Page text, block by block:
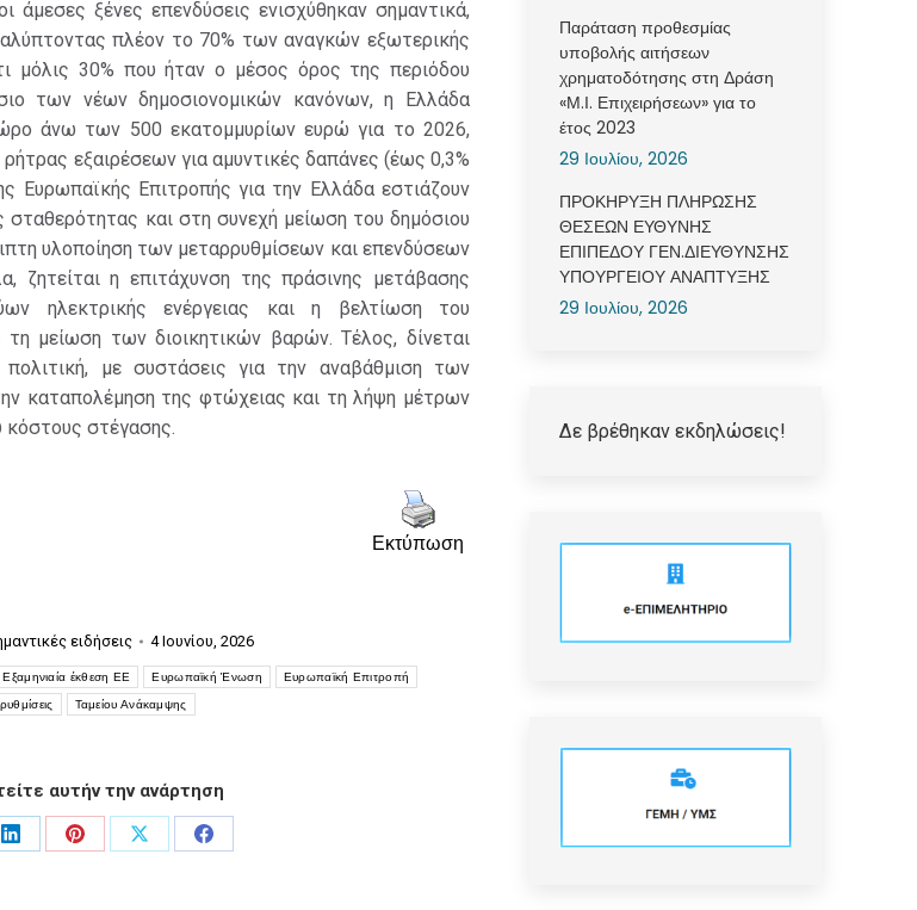
άμεσες ξένες επενδύσεις ενισχύθηκαν σημαντικά,
πλέον το 70% των αναγκών εξωτερικής
μόλις 30% που ήταν ο μέσος όρος της περιόδου
των νέων δημοσιονομικών κανόνων, η Ελλάδα
άνω των 500 εκατομμυρίων ευρώ για το 2026,
εξαιρέσεων για αμυντικές δαπάνες (έως 0,3%
Ευρωπαϊκής Επιτροπής για την Ελλάδα εστιάζουν
σταθερότητας και στη συνεχή μείωση του δημόσιου
υλοποίηση των μεταρρυθμίσεων και επενδύσεων
ζητείται η επιτάχυνση της πράσινης μετάβασης
ηλεκτρικής ενέργειας και η βελτίωση του
τη μείωση των διοικητικών βαρών. Τέλος, δίνεται
πολιτική, με συστάσεις για την αναβάθμιση των
καταπολέμηση της φτώχειας και τη λήψη μέτρων
κόστους στέγασης.
Εκτύπωση
ειδήσεις
4 Ιουνίου, 2026
Εξαμηνιαία έκθεση ΕΕ Ευρωπαϊκή Ένωση Ευρωπαϊκή Επιτροπή
Ταμείου Ανάκαμψης
αυτήν την ανάρτηση
Share
Share
Share
Share
Παράταση προθεσμίας
υποβολής αιτήσεων
χρηματοδότησης στη Δράση
«Μ.Ι. Επιχειρήσεων» για το
έτος 2023
29 Ιουλίου, 2026
ΠΡΟΚΗΡΥΞΗ ΠΛΗΡΩΣΗΣ
ΘΕΣΕΩΝ ΕΥΘΥΝΗΣ
ΕΠΙΠΕΔΟΥ ΓΕΝ.ΔΙΕΥΘΥΝΣΗΣ
ΥΠΟΥΡΓΕΙΟΥ ΑΝΑΠΤΥΞΗΣ
29 Ιουλίου, 2026
Δε βρέθηκαν εκδηλώσεις!